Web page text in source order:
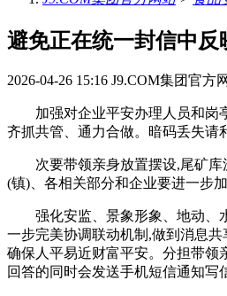
避免正在统一封信中反
2026-04-26 15:16 J9.COM集团官方
加强对企业平安办理人员和岗亭
齐抓共管、通力合做。暗码丢失请
次要带领亲身放置摆设,尾矿库沉
(镇)、各相关部分和企业要进一步
强化安监、景象形象、地动、水
一步完美协调联动机制,做到消息
确保人平易近财富平安。分担带领
回答的同时会发送手机短信通知写